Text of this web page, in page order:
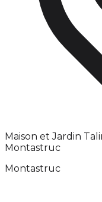
Maison et Jardin
Montastruc
Montastruc